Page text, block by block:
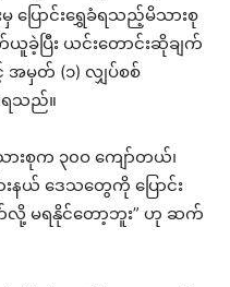
ြောင်းရွှေခံရသည့်မိသားစု
ခဲ့ပြီး ယင်းတောင်းဆိုချက်
အမှတ် (၁) လျှပ်စစ်
ရသည်။
ားစုက ၃၀ဝ ကျော်တယ်၊
နယ် ဒေသတွေကို ပြောင်း
မရနိုင်တော့ဘူး” ဟု ဆက်